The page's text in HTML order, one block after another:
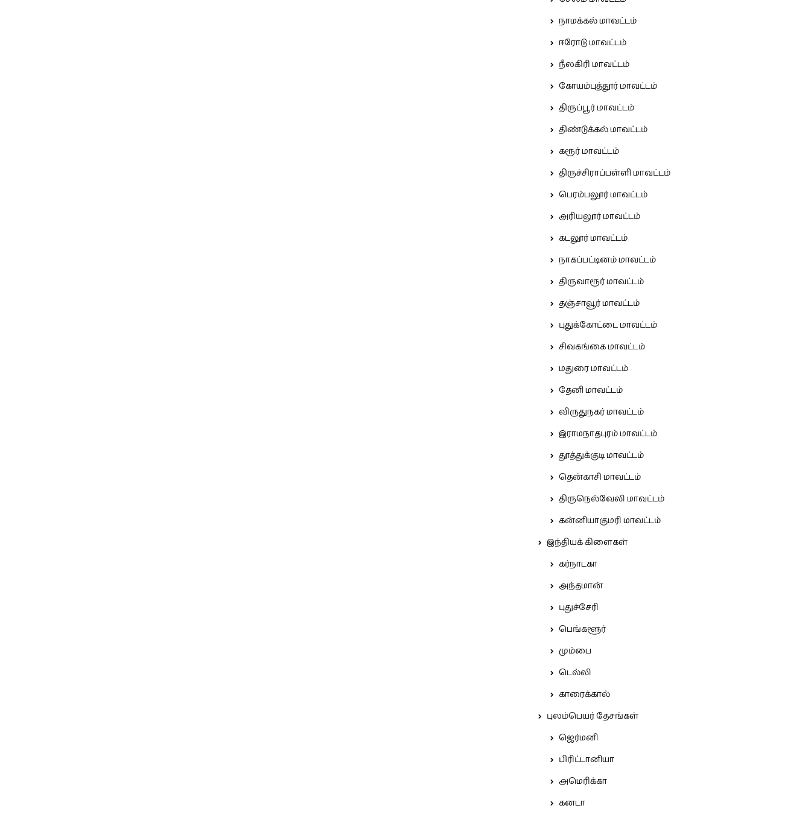
நாமக்கல் மாவட்டம்
ஈரோடு மாவட்டம்
நீலகிரி மாவட்டம்
கோயம்புத்தூர் மாவட்டம்
திருப்பூர் மாவட்டம்
திண்டுக்கல் மாவட்டம்
கரூர் மாவட்டம்
திருச்சிராப்பள்ளி மாவட்டம்
பெரம்பலூர் மாவட்டம்
அரியலூர் மாவட்டம்
கடலூர் மாவட்டம்
நாகப்பட்டினம் மாவட்டம்
திருவாரூர் மாவட்டம்
தஞ்சாவூர் மாவட்டம்
புதுக்கோட்டை மாவட்டம்
சிவகங்கை மாவட்டம்
மதுரை மாவட்டம்
தேனி மாவட்டம்
விருதுநகர் மாவட்டம்
இராமநாதபுரம் மாவட்டம்
தூத்துக்குடி மாவட்டம்
தென்காசி மாவட்டம்
திருநெல்வேலி மாவட்டம்
கன்னியாகுமரி மாவட்டம்
இந்தியக் கிளைகள்
கர்நாடகா
அந்தமான்
புதுச்சேரி
பெங்களூர்
மும்பை
டெல்லி
காரைக்கால்
புலம்பெயர் தேசங்கள்
ஜெர்மனி
பிரிட்டானியா
அமெரிக்கா
கனடா